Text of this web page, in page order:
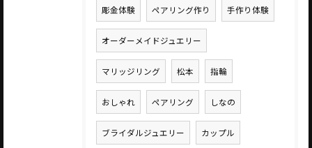
彫金体験 ペアリング作り 手作り体験
オーダーメイドジュエリー
マリッジリング 松本 指輪
おしゃれ ペアリング しなの
ブライダルジュエリー カップル